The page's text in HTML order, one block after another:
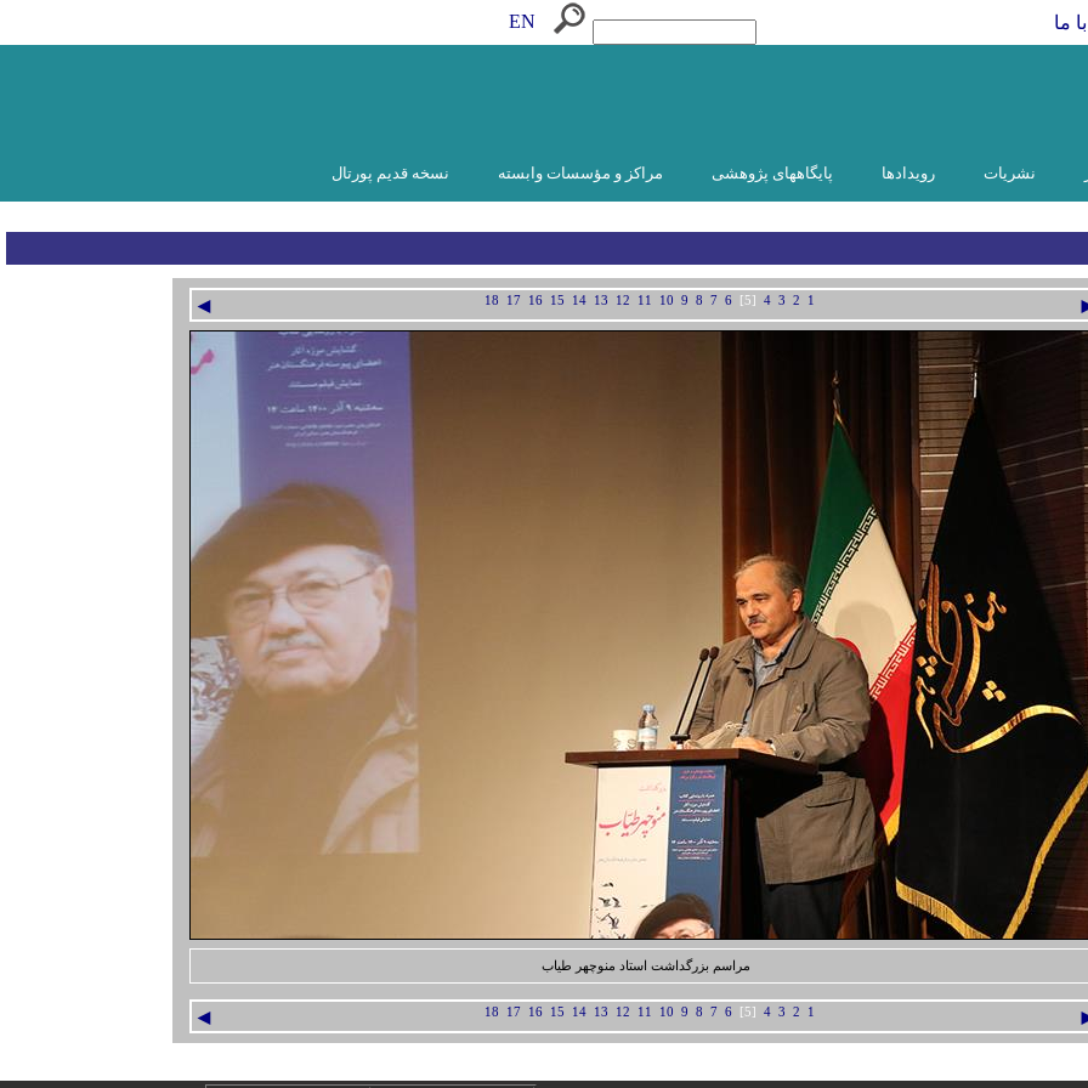
ما EN
نشریات رویدادها پایگاههای پژوهشی مراکز و مؤسسات وابسته نسخه قدیم پورتال
◄ 1
2
3
4
[5]
6
7
8
9
10
11
12
13
14
15
16
17
18
مراسم بزرگداشت استاد منوچهر طیاب
◄ 1
2
3
4
[5]
6
7
8
9
10
11
12
13
14
15
16
17
18